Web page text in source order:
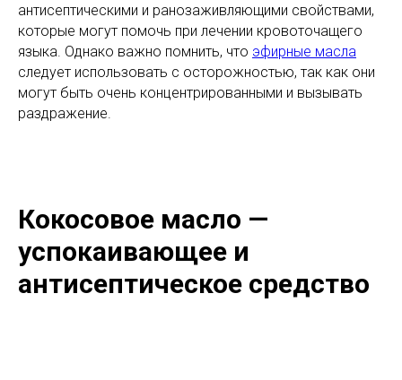
антисептическими и ранозаживляющими свойствами,
которые могут помочь при лечении кровоточащего
языка. Однако важно помнить, что эфирные масла
следует использовать с осторожностью, так как они
могут быть очень концентрированными и вызывать
раздражение.
Кокосовое масло —
успокаивающее и
антисептическое средство